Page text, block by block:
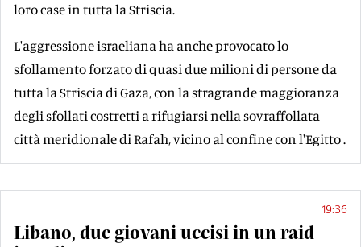
loro case in tutta la Striscia.
L'aggressione israeliana ha anche provocato lo
sfollamento forzato di quasi due milioni di persone da
tutta la Striscia di Gaza, con la stragrande maggioranza
degli sfollati costretti a rifugiarsi nella sovraffollata
città meridionale di Rafah, vicino al confine con l'Egitto .
19:36
Libano, due giovani uccisi in un raid